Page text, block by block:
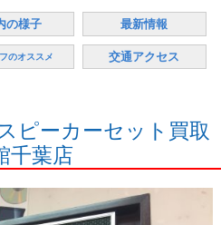
の様子 最新情報
のオススメ 交通アクセス
ピーカーセット買取
千葉店